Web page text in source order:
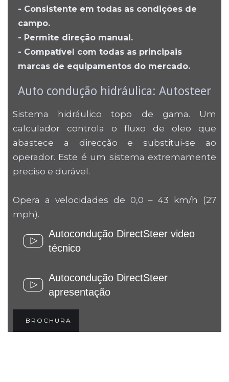
- Consistente em todas as condições de
campo.
- Permite direção manual.
- Compatível com todas as principais
marcas de equipamentos do mercado.
Auto condução hidráulica: Autosteer
Sistema hidráulico topo de gama. Um
calculador controla o fluxo de oleo que
abastece a direcção e substitui-se ao
operador. Este é um sistema extremamente
preciso e durável.
Opera a velocidades de 0,0 – 43 km/h (27
mph).
Autocondução DirectSteer video
técnico
Autocondução DirectSteer
apresentação
BROCHURA